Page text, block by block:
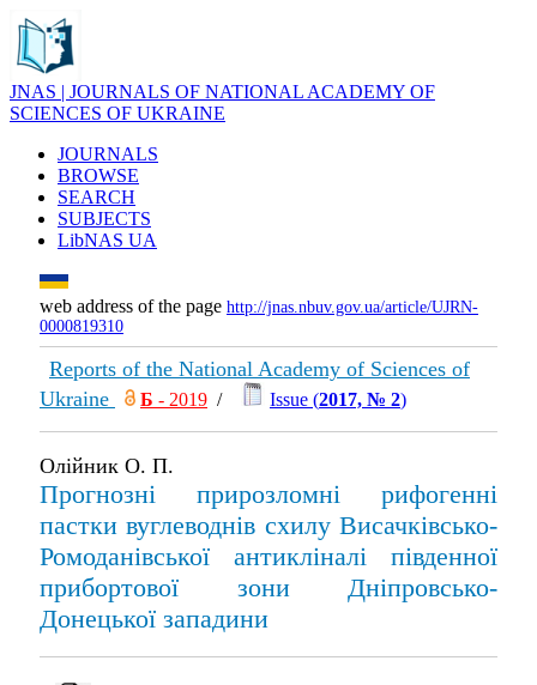
JNAS | JOURNALS OF NATIONAL ACADEMY OF
SCIENCES OF UKRAINE
JOURNALS
BROWSE
SEARCH
SUBJECTS
LibNAS UA
web address of the page http://jnas.nbuv.gov.ua/article/UJRN-
0000819310
Reports of the National Academy of Sciences of
Ukraine
Б - 2019 / Issue (2017, № 2)
Олійник О. П.
Прогнозні прирозломні рифогенні
пастки вуглеводнів схилу Висачківсько-
Ромоданівської антикліналі південної
прибортової зони Дніпровсько-
Донецької западини